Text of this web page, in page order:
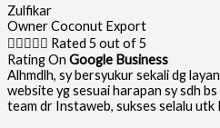
Zulfikar
Owner Coconut Export
 Rated 5 out of 5
Rating On Google Business
Alhmdlh, sy bersyukur sekali dg
website yg sesuai harapan sy sdh
team dr Instaweb, sukses selalu utk